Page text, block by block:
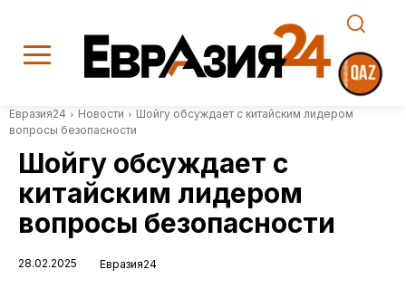
Евразия24 Новости
Шойгу обсуждает с китайским лидером
вопросы безопасности
Шойгу обсуждает с
китайским лидером
вопросы безопасности
28.02.2025 Евразия24